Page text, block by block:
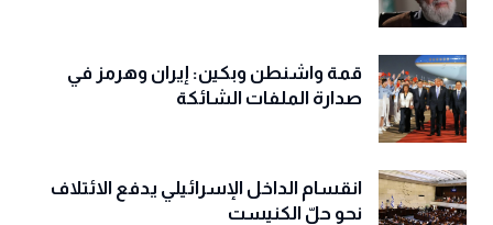
قمة واشنطن وبكين: إيران وهرمز في
صدارة الملفات الشائكة
انقسام الداخل الإسرائيلي يدفع الائتلاف
نحو حلّ الكنيست